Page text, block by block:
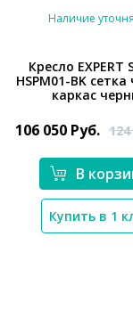
*}
Наличие
Кресло EXPERT
HSPM01-BK
каркас
106 050 Руб.
В
Купить в 1